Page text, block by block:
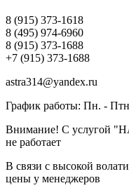
8 (915) 373-1618
8 (495) 974-6960
8 (915) 373-1688
+7 (915) 373-1688
astra314@yandex.ru
График работы: Пн. -
Внимание! С
не работает
В связи с высокой
цены у менеджеров